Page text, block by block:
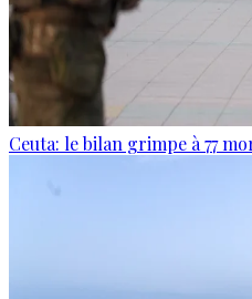
Ceuta: le bilan grimpe à 77